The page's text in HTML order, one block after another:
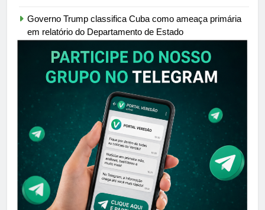
Governo Trump classifica Cuba como ameaça primária
em relatório do Departamento de Estado